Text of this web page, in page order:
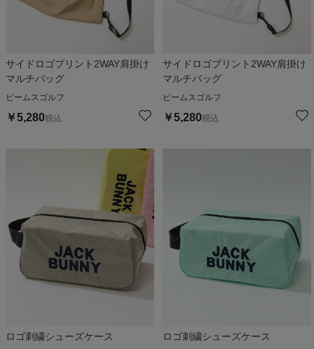
サイドロゴプリント2WAY肩掛け
マルチバッグ
ビームスゴルフ
￥5,280税込
サイドロゴプリント2WAY肩掛け
マルチバッグ
ビームスゴルフ
￥5,280税込
ロゴ刺繍シューズケース ロゴ刺繍シューズケース